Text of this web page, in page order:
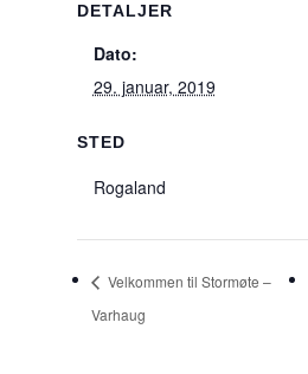
DETALJER
Dato:
29. januar, 2019
STED
Rogaland
Velkommen til Stormøte –
Varhaug